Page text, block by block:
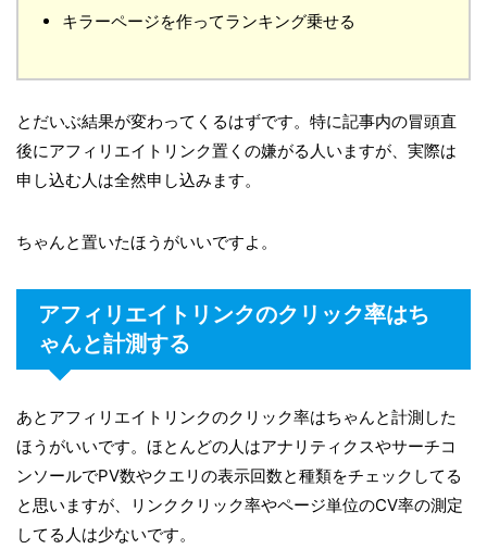
キラーページを作ってランキング乗せる
とだいぶ結果が変わってくるはずです。特に記事内の冒頭直
後にアフィリエイトリンク置くの嫌がる人いますが、実際は
申し込む人は全然申し込みます。
ちゃんと置いたほうがいいですよ。
アフィリエイトリンクのクリック率はち
ゃんと計測する
あとアフィリエイトリンクのクリック率はちゃんと計測した
ほうがいいです。ほとんどの人はアナリティクスやサーチコ
ンソールでPV数やクエリの表示回数と種類をチェックしてる
と思いますが、リンククリック率やページ単位のCV率の測定
してる人は少ないです。